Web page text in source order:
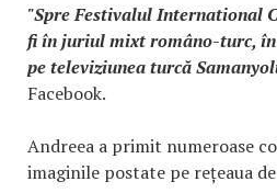
"Spre Festivalul International
fi în juriul mixt româno-turc,
pe televiziunea turcă
Facebook.
Andreea a primit numeroase
imaginile postate pe rețeaua